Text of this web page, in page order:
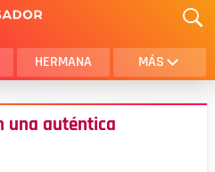
HERMANA MÁS
AMOR
una auténtica